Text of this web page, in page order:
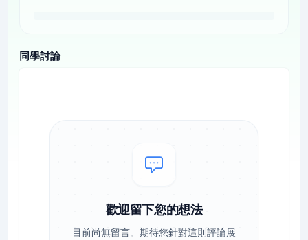
同學討論
歡迎留下您的想法
目前尚無留言。期待您針對這則評論展